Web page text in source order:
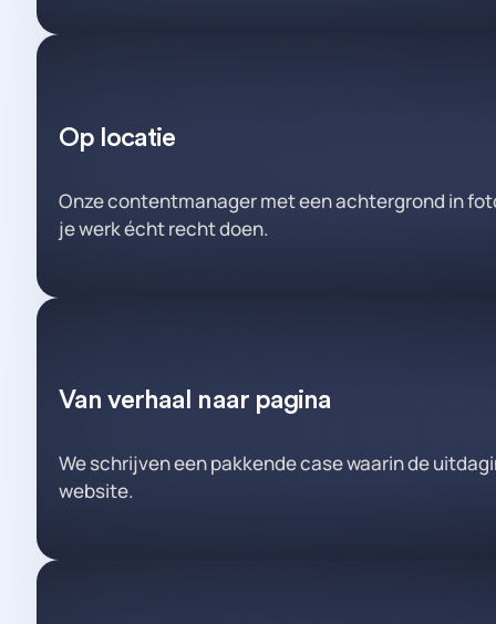
Op locatie
Onze contentmanager met een achtergrond in
je werk écht recht doen.
Van verhaal naar pagina
We schrijven een pakkende case waarin de
website.